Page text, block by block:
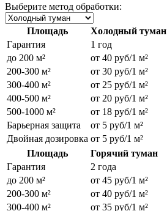
Выберите метод обработки:
Площадь
Холодный туман
Гарантия
1 год
до 200 м²
от 40 руб/1 м²
200-300 м²
от 30 руб/1 м²
300-400 м²
от 25 руб/1 м²
400-500 м²
от 20 руб/1 м²
500-1000 м²
от 18 руб/1 м²
Барьерная защита
от 5 руб/1 м²
Двойная дозировка от 5 руб/1 м²
Площадь
Горячий туман
Гарантия
2 года
до 200 м²
от 45 руб/1 м²
200-300 м²
от 40 руб/1 м²
300-400 м²
от 35 руб/1 м²